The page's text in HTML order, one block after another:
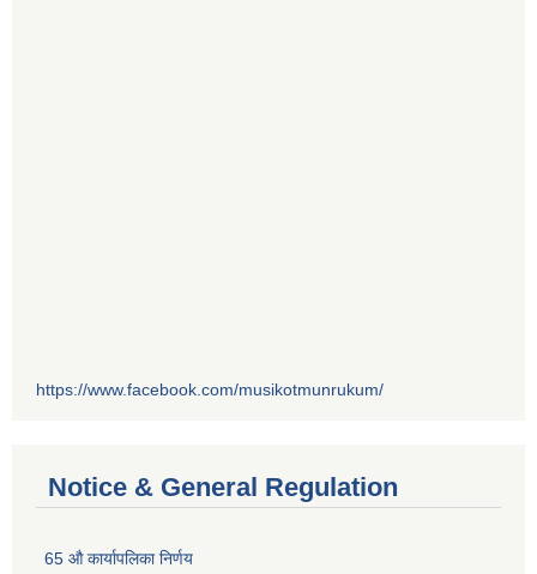
https://www.facebook.com/musikotmunrukum/
Notice & General Regulation
65 औ कार्यापलिका निर्णय